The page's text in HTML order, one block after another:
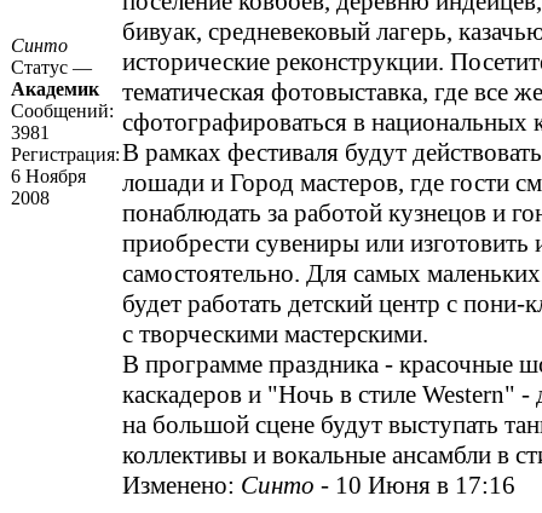
Синто
Статус —
Академик
Сообщений:
3981
Регистрация:
6 Ноября
2008
бивуак, средневековый лагерь,
исторические реконструкции.
тематическая фотовыставка, где все
сфотографироваться в национальных
В рамках фестиваля будут
лошади и Город мастеров, где гости
понаблюдать за работой кузнецов и
приобрести сувениры или изготовить
самостоятельно. Для самых
будет работать детский центр с
с творческими мастерскими.
В программе праздника - красочные
каскадеров и "Ночь в стиле Western" -
на большой сцене будут выступать
коллективы и вокальные ансамбли в
Изменено: Синто - 10 Июня в 17:16